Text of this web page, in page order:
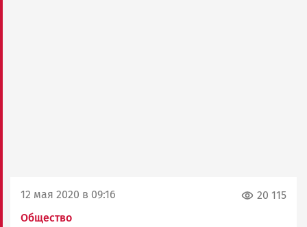
12 мая 2020 в 09:16
Общество
20 115